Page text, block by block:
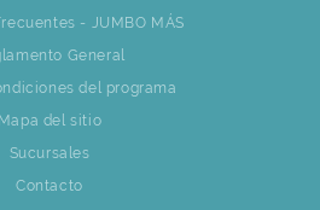
- JUMBO MÁS
General
del programa
Mapa del sitio
Sucursales
Contacto